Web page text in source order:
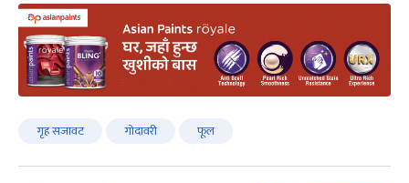
गृह सजावट गोदावरी फूल